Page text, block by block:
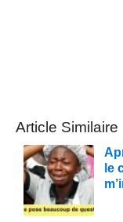
Article Similaire
le